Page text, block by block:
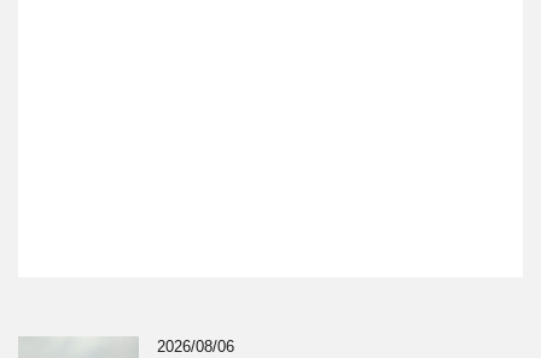
2026/08/06